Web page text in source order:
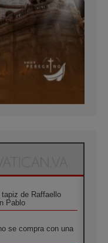
de Raffaello
Pablo
se compra con una